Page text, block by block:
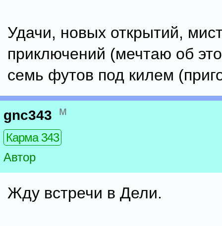
Удачи, новых открытий,
приключений (мечтаю об
семь футов под килем
gnc343 м
Карма 343
Автор
Жду встречи в Дели.